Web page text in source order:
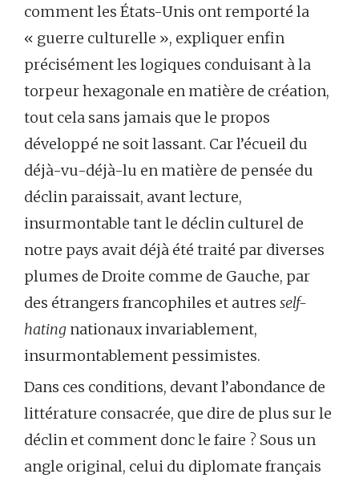
comment les États-Unis ont remporté la
« guerre culturelle », expliquer enfin
précisément les logiques conduisant à la
torpeur hexagonale en matière de création,
tout cela sans jamais que le propos
développé ne soit lassant. Car l’écueil du
déjà-vu-déjà-lu en matière de pensée du
déclin paraissait, avant lecture,
insurmontable tant le déclin culturel de
notre pays avait déjà été traité par diverses
plumes de Droite comme de Gauche, par
des étrangers francophiles et autres self-
hating nationaux invariablement,
insurmontablement pessimistes.
Dans ces conditions, devant l’abondance de
littérature consacrée, que dire de plus sur le
déclin et comment donc le faire ? Sous un
angle original, celui du diplomate français